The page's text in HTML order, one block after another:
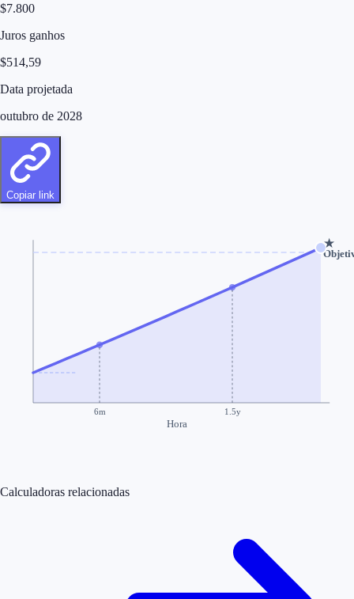
$7.800
Juros ganhos
$514,59
Data projetada
outubro de 2028
Copiar link
6m 1.5y
★
Hora
Calculadoras relacionadas